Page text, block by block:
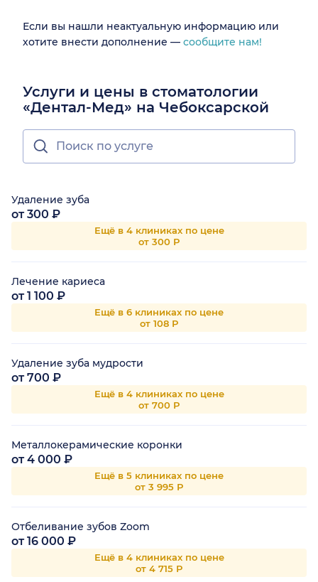
Если вы нашли неактуальную информацию или
хотите внести дополнение — сообщите нам!
Услуги и цены в стоматологии
«Дентал-Мед» на Чебоксарской
Удаление зуба
от 300 ₽
Ещё в 4 клиниках по цене
от 300 Р
Лечение кариеса
от 1 100 ₽
Ещё в 6 клиниках по цене
от 108 Р
Удаление зуба мудрости
от 700 ₽
Ещё в 4 клиниках по цене
от 700 Р
Металлокерамические коронки
от 4 000 ₽
Ещё в 5 клиниках по цене
от 3 995 Р
Отбеливание зубов Zoom
от 16 000 ₽
Ещё в 4 клиниках по цене
от 4 715 Р